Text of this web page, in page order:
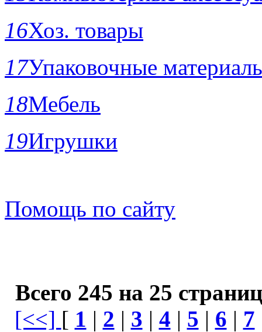
16Хоз. товары
17Упаковочные
18Мебель
19Игрушки
Помощь по сайту
Всего 245 на 25
[<<] [ 1 | 2 | 3 | 4 | 5 | 6 | 7